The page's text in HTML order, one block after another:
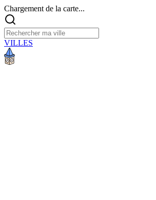
Chargement de la carte...
VILLES